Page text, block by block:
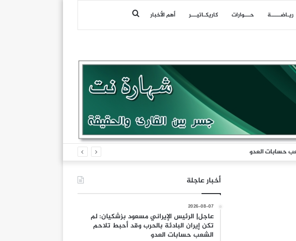
ريـاضـــــة حـــوارات كاريكـاتيـــر أهم الأخبار بحث
أخبار عاجلة
2026-08-07
عاجل| الرئيس الإيراني مسعود بزشكيان: لم
تكن إيران البادئة بالحرب وقد أحبط تلاحم
الشعب حسابات العدو